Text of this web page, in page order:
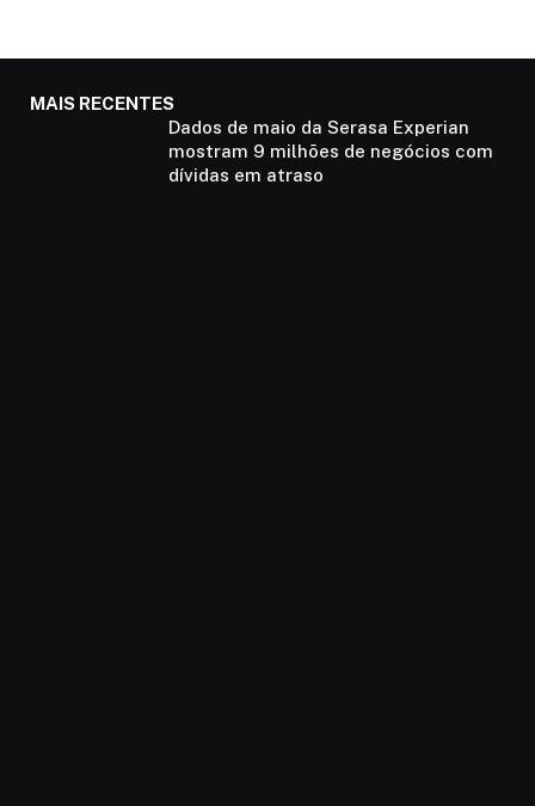
MAIS RECENTES
Dados de maio da Serasa Experian
mostram 9 milhões de negócios com
dívidas em atraso